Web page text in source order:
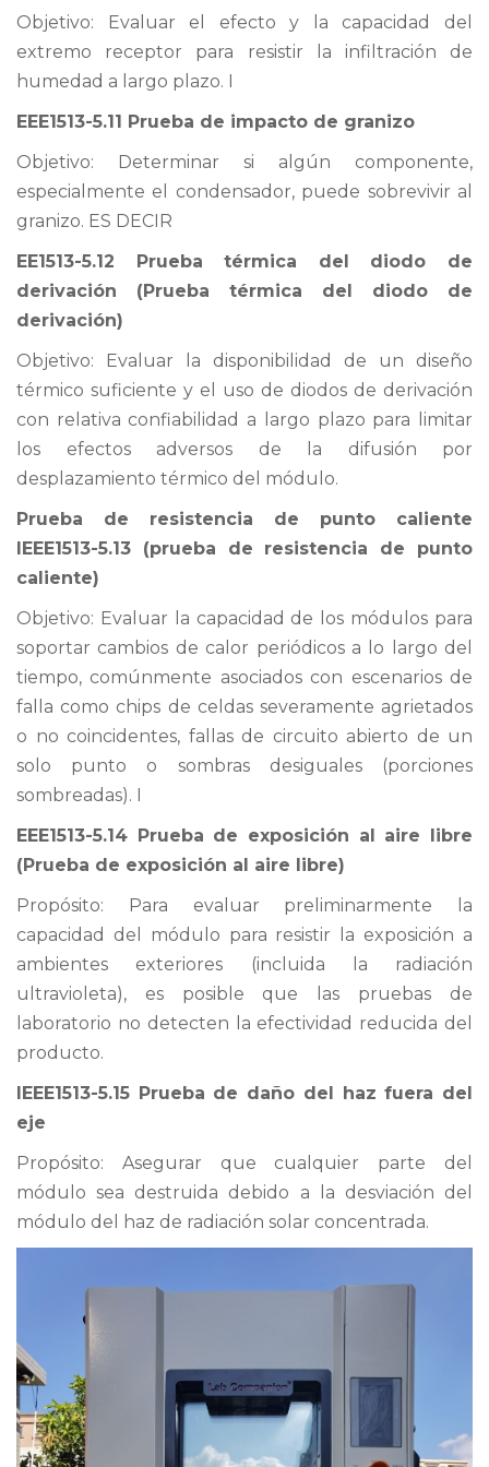
Objetivo: Evaluar el efecto y la capacidad del
extremo receptor para resistir la infiltración de
humedad a largo plazo. I
EEE1513-5.11 Prueba de impacto de granizo
Objetivo: Determinar si algún componente,
especialmente el condensador, puede sobrevivir al
granizo. ES DECIR
EE1513-5.12 Prueba térmica del diodo de
derivación (Prueba térmica del diodo de
derivación)
Objetivo: Evaluar la disponibilidad de un diseño
térmico suficiente y el uso de diodos de derivación
con relativa confiabilidad a largo plazo para limitar
los efectos adversos de la difusión por
desplazamiento térmico del módulo.
Prueba de resistencia de punto caliente
IEEE1513-5.13 (prueba de resistencia de punto
caliente)
Objetivo: Evaluar la capacidad de los módulos para
soportar cambios de calor periódicos a lo largo del
tiempo, comúnmente asociados con escenarios de
falla como chips de celdas severamente agrietados
o no coincidentes, fallas de circuito abierto de un
solo punto o sombras desiguales (porciones
sombreadas). I
EEE1513-5.14 Prueba de exposición al aire libre
(Prueba de exposición al aire libre)
Propósito: Para evaluar preliminarmente la
capacidad del módulo para resistir la exposición a
ambientes exteriores (incluida la radiación
ultravioleta), es posible que las pruebas de
laboratorio no detecten la efectividad reducida del
producto.
IEEE1513-5.15 Prueba de daño del haz fuera del
eje
Propósito: Asegurar que cualquier parte del
módulo sea destruida debido a la desviación del
módulo del haz de radiación solar concentrada.